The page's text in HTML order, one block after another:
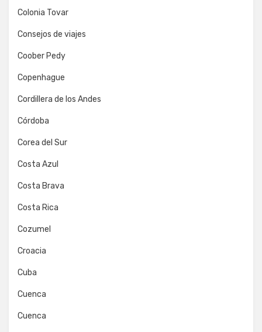
Colonia Tovar
Consejos de viajes
Coober Pedy
Copenhague
Cordillera de los Andes
Córdoba
Corea del Sur
Costa Azul
Costa Brava
Costa Rica
Cozumel
Croacia
Cuba
Cuenca
Cuenca